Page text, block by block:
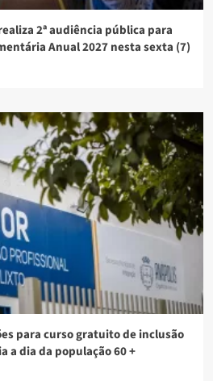
2ª audiência pública para
Anual 2027 nesta sexta (7)
para curso gratuito de inclusão
a dia da população 60 +